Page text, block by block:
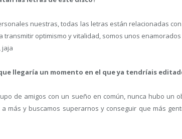
nuestras, todas las letras están relacionadas
transmitir optimismo y vitalidad, somos unos
jaja
llegaría un momento en el que ya tendríais
de amigos con un sueño en común, nunca hubo un
más y buscamos superarnos y conseguir que más